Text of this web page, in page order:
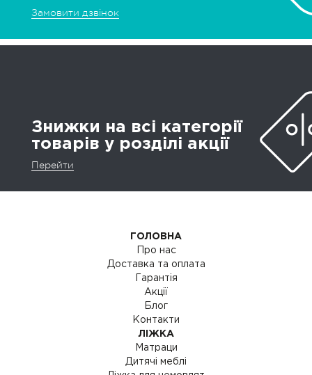
Замовити дзвінок
Знижки на всі категорії
товарів у розділі акції
Перейти
ГОЛОВНА
Про нас
Доставка та оплата
Гарантія
Акції
Блог
Контакти
ЛІЖКА
Матраци
Дитячі меблі